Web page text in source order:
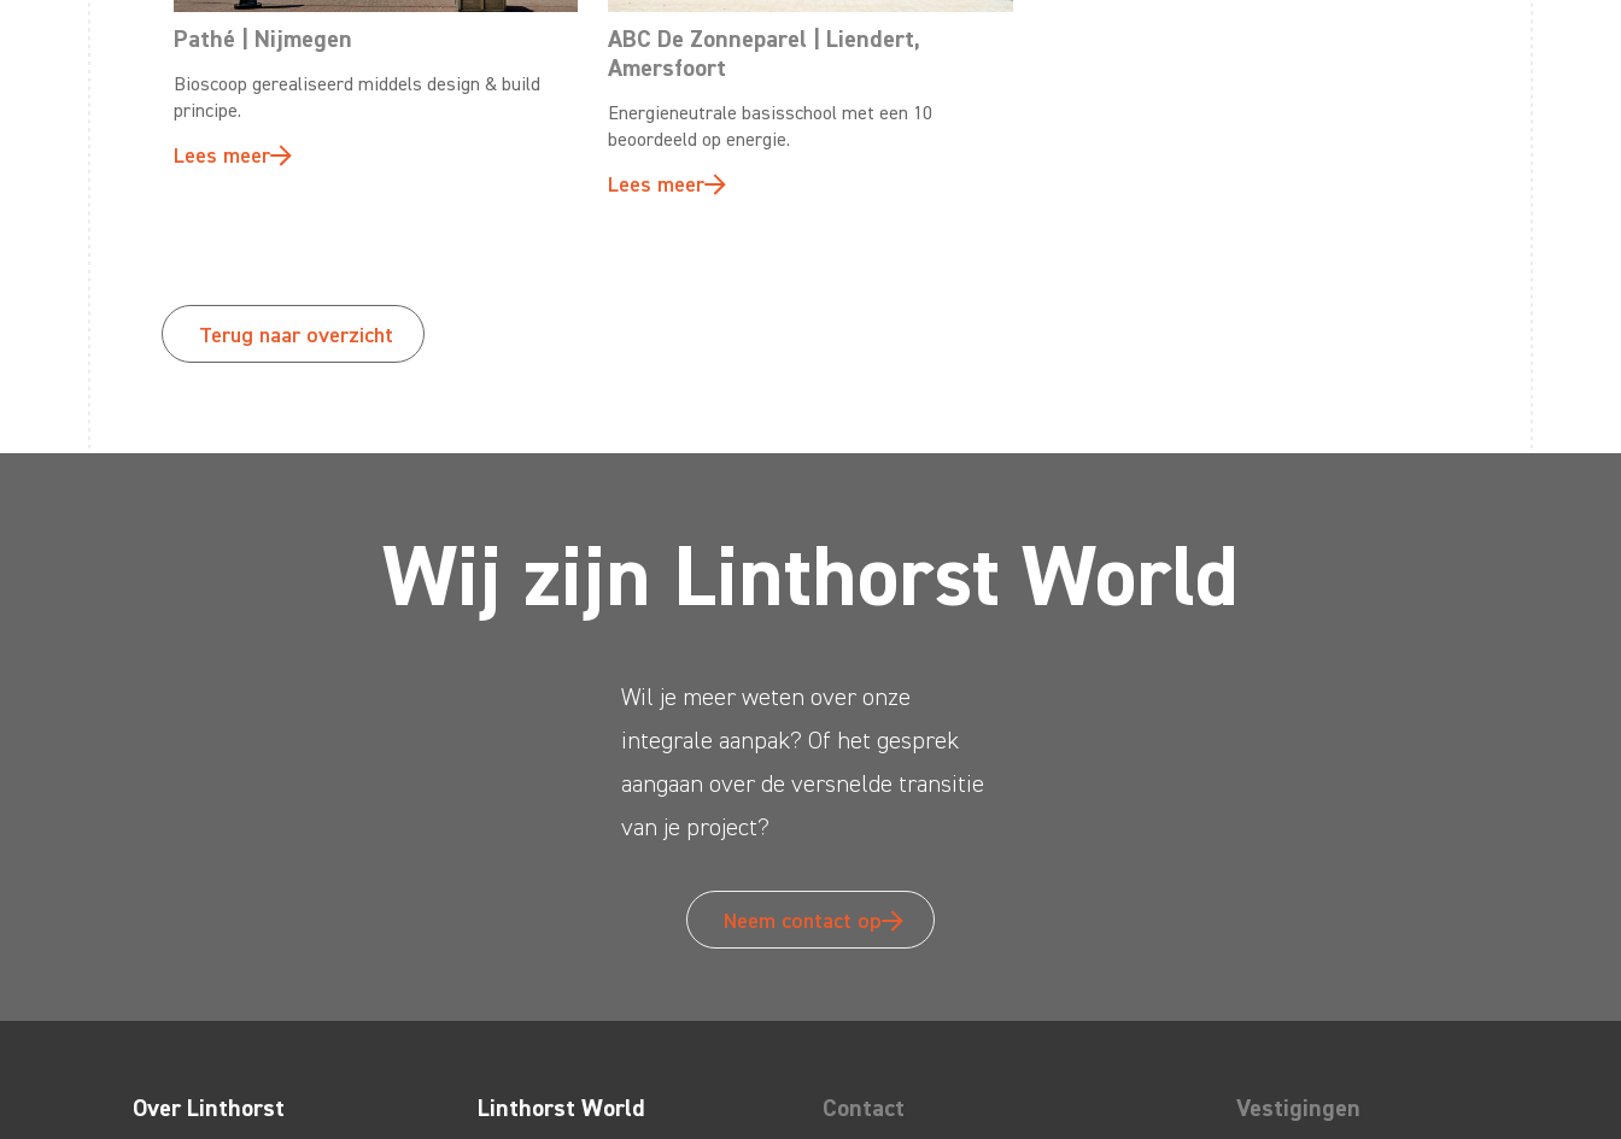
Pathé | Nijmegen
Bioscoop gerealiseerd middels design & build
principe.
Lees meer
ABC De Zonneparel | Liendert,
Amersfoort
Energieneutrale basisschool met een 10
beoordeeld op energie.
Lees meer
Terug naar overzicht
Wij zijn Linthorst World
Wil je meer weten over onze
integrale aanpak? Of het gesprek
aangaan over de versnelde transitie
van je project?
Neem contact op
Over Linthorst Linthorst World Contact Vestigingen